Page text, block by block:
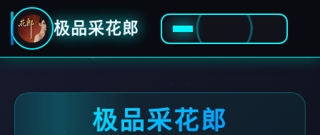
极品采花郎
极品采花郎